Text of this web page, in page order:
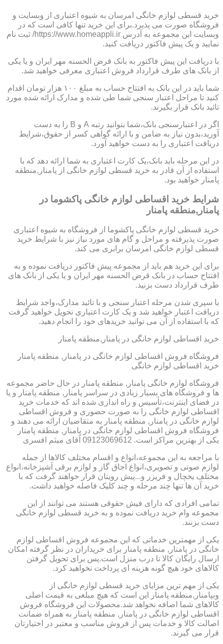
خرید قسطی لوازم خانگی امرسان به شیوه اعتباری از وبسایت و
فروشگاه صورت می پذیرد.برای این خرید تنها کافی است که در
وبسایت این مجموعه به آدرس https://www.homeappli.ir/ ثبت نام
نمایید و یک پیش فاکتور دریافت کنید.
با دریافت این پیش فاکتور به بانک قرض الحسنه مهر ایران و یا یکی
از بانک های طرف قرارداد فروش اعتباری معرفی خواهید شد.
شما باید در این بانک به افتتاح حساب به مبلغ ۱۰۰ هزار تومان اقدام
کنید تا مراحل اعتبار سنجی شما طی شده و مدارک ارائه شده مورد
تائید بانک قرار بگیرند.
اگر در اعتبارسنجی بانک،شما بتوانید رتبه A و B را به دست
آورید،بدون نیاز به ضامن و با ارائه گواهی کسر از حقوق،شرایط
دریافت اعتباری را به دست خواهید آورد.
در این مرحله باید بانک،یک کارت اعتباری به شما ارائه دهد که با
استفاده از آن قادر به خرید قسطی لوازم خانگی از پامنار,منطقه
پامنار خواهید بود.
شرایط خرید اقساطی لوازم خانگی پاکشوما در
پامنار,منطقه پامنار
خرید قسطی لوازم خانگی پاکشوما از فروشگاه به شیوه اعتباری
صورت پذیرفته و مراحل و گام های مورد نیاز نیز با شرایط خرید
قسطی لوازم خانگی امرسان برابری می کند.
برای این خرید هم باید از مجموعه پیش فاکتور دریافت نموده و به
افتتاح حساب در بانک قرض الحسنه مهر ایران و یا یکی از بانک های
طرف قرارداد دست بزنید.
با سپری شدن مرحله اعتبار سنجی و با تائید مدارک،واجد شرایط
دریافت اعتبار خواهید شد و یک کارت اعتباری تحویل خواهید گرفت
که با استفاده از آن می توانید خریدهای خود را انجام دهید.
خرید اقساطی لوازم خانگی در پامنار,منطقه پامنار
فروشگاه فروش اقساطی لوازم خانگی در پامنار, منطقه پامنار
خرید اقساطی لوازم خانگی
فروشگاه لوازم خانگی پامنار, منطقه پامنار در حال حاضر مجموعه
ها و فروشگاه های بسیار زیادی در سراسر پامنار, منطقه پامنار و یا
در فضای اینترنت،تأسیس و راه اندازی شده اند که خدمات خرید
اقساطی لوازم خانگی را به صورت حضوری و فروش اقساطی
لوازم خانگی در پامنار, منطقه پامنار به متقاضیان ارائه می دهند و
فروشگاه فروش اقساطی لوازم خانگی در پامنار, منطقه پامنار
یکی از بهترین مراکز است. 09123069612 آقای میثم افسری
با مراجعه به این مجموعه،انواع و اقسام مختلف کالاها از جمله
لوازم صوتی و تصویری،انواع اجاق گاز و لوازم برقی آشپزخانه،انواع
مختلف یخچال و فریزر و...پیش رویتان قرار خواهند گرفت که با
خرید آن ها تنها چند مرحله و چند کلیک فاصله خواهید داشت.
تمامی افرادی که دارای فیش حقوقی هستند می توانند از این
مجموعه وام خرید دریافت نموده و به خرید قسطی لوازم خانگی
دست بزنند.
یکی از مهمترین خدماتی که این مجموعه فروش اقساطی لوازم
خانگی در پامنار, منطقه پامنار برای خریداران در نظر گرفته امکان
ارسال رایگان کالا تا درب منزل است.پس برای تحویل گرفتن
کالاهای خود هیچ گونه هزینه ای پرداخت نخواهید کرد.
یکی از مهم ترین مزایای خرید قسطی لوازم خانگی از
وبپامنار,منطقه پامنار این است که هیچ مبلغی به قیمت اصلی
کالاهای شما اضافه نخواهد شد.محصولات این فروشگاه فروش
اقساطی لوازم خانگی در پامنار, منطقه پامنار به همراه ضمانت
اصالت کالا و خدمات پس از فروش مناسب و معتبر در اختیارتان
قرار می گیرند.